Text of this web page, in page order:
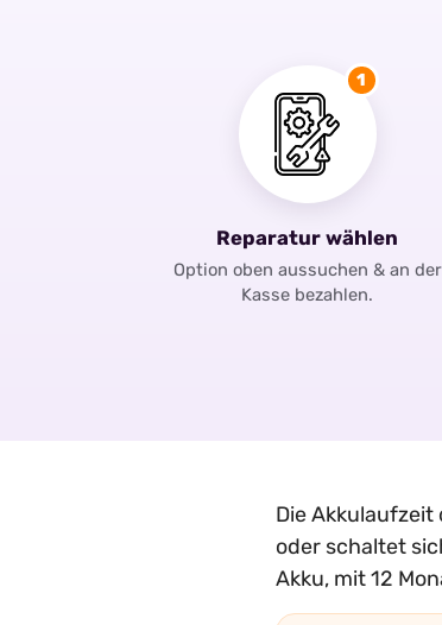
1
Reparatur wählen
Option oben aussuchen & an der
Kasse bezahlen.
Die Akkulaufzeit
oder schaltet
Akku, mit 12